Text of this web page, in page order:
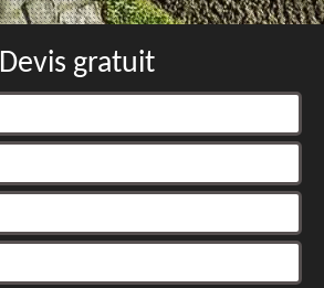
Devis gratuit